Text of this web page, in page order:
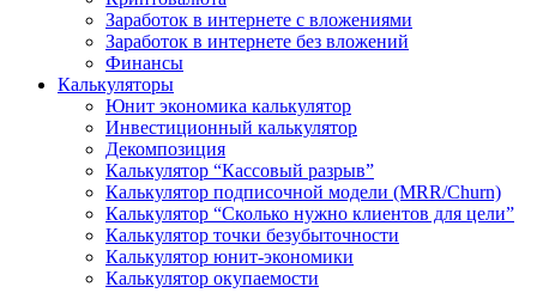
Заработок в интернете c вложениями
Заработок в интернете без вложений
Финансы
Калькуляторы
Юнит экономика калькулятор
Инвестиционный калькулятор
Декомпозиция
Калькулятор “Кассовый разрыв”
Калькулятор подписочной модели (MRR/Churn)
Калькулятор “Сколько нужно клиентов для цели”
Калькулятор точки безубыточности
Калькулятор юнит-экономики
Калькулятор окупаемости